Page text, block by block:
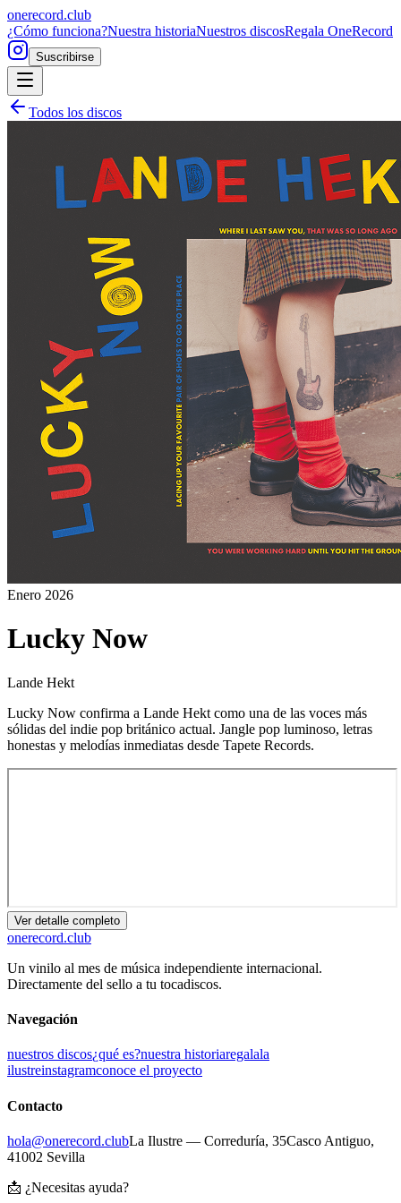
onerecord.club
¿Cómo funciona?Nuestra historiaNuestros discosRegala OneRecord
Suscribirse
Todos los discos
Enero 2026
Lucky Now
Lande Hekt
Lucky Now confirma a Lande Hekt como una de las voces más
sólidas del indie pop británico actual. Jangle pop luminoso, letras
honestas y melodías inmediatas desde Tapete Records.
Ver detalle completo
onerecord.club
Un vinilo al mes de música independiente internacional.
Directamente del sello a tu tocadiscos.
Navegación
nuestros discos¿qué es?nuestra historiaregalala
ilustreinstagramconoce el proyecto
Contacto
hola@onerecord.clubLa Ilustre — Correduría, 35Casco Antiguo,
41002 Sevilla
📩 ¿Necesitas ayuda?